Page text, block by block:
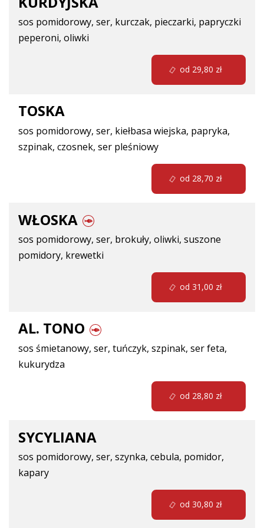
sos pomidorowy, ser, kurczak, pieczarki, papryczki
peperoni, oliwki
TOSKA
sos pomidorowy, ser, kiełbasa wiejska, papryka,
szpinak, czosnek, ser pleśniowy
WŁOSKA
sos pomidorowy, ser, brokuły, oliwki, suszone
pomidory, krewetki
AL. TONO
sos śmietanowy, ser, tuńczyk, szpinak, ser feta,
kukurydza
SYCYLIANA
sos pomidorowy, ser, szynka, cebula, pomidor,
kapary